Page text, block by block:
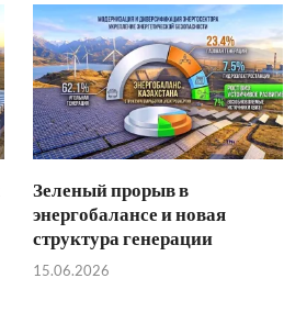
Зеленый прорыв в
энергобалансе и новая
структура генерации
15.06.2026